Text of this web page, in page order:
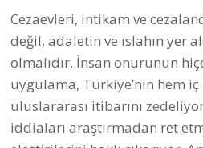
Cezaevleri, intikam ve
değil, adaletin ve ıslahın yer
olmalıdır. İnsan onurunun
uygulama, Türkiye’nin hem iç
uluslararası itibarını
iddiaları araştırmadan ret